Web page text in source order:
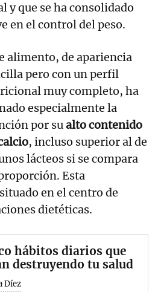
y que se ha consolidado
en el control del peso.
alimento, de apariencia
pero con un perfil
muy completo, ha
especialmente la
por sualto contenido
, incluso superior al de
lácteos si se compara
Esta
en el centro de
dietéticas.
hábitos diarios que
destruyendo tu salud
Díez